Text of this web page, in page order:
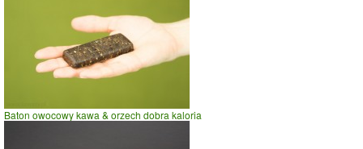
Baton owocowy kawa & orzech dobra kaloria